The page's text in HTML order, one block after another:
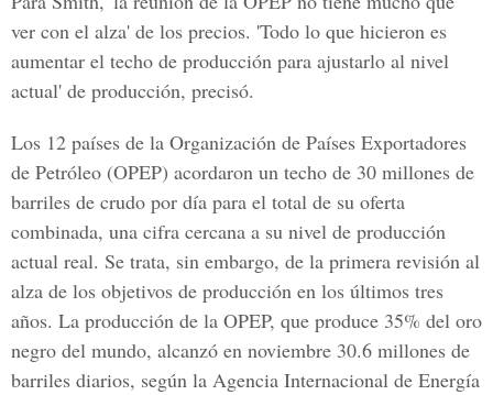
ver con el alza' de los precios. 'Todo lo que hicieron es
aumentar el techo de producción para ajustarlo al nivel
actual' de producción, precisó.
Los 12 países de la Organización de Países Exportadores
de Petróleo (OPEP) acordaron un techo de 30 millones de
barriles de crudo por día para el total de su oferta
combinada, una cifra cercana a su nivel de producción
actual real. Se trata, sin embargo, de la primera revisión al
alza de los objetivos de producción en los últimos tres
años. La producción de la OPEP, que produce 35% del oro
negro del mundo, alcanzó en noviembre 30.6 millones de
barriles diarios, según la Agencia Internacional de Energía